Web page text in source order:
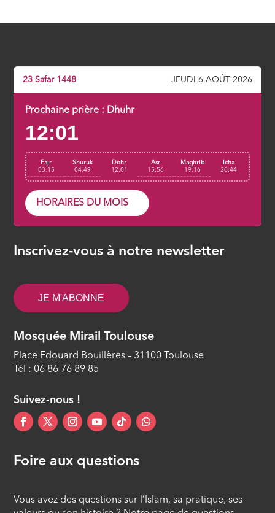
ÉPISODE 8
ÉPISODE 10
L’influence de l’environnement
ÉPISODE 11
Recommandation dans la lutte
contre la corruption
23 Safar 1448 JEUDI 6 AOÛT 2026
Prochaine prière : Dhuhr
12:01
Fajr
03:15
Shuruk
04:49
Dohr
12:01
Asr
15:56
Maghrib
19:16
Icha
20:44
HORAIRES DU MOIS
Inscrivez-vous à notre newsletter
JE M'ABONNE
Mosquée Mirail Toulouse
Place Edouard Bouillères – 31100 Toulouse
Tél : 06 86 76 89 85
Suivez-nous !
Foire aux questions
Vous avez des questions sur l’Islam, sa pratique, ses